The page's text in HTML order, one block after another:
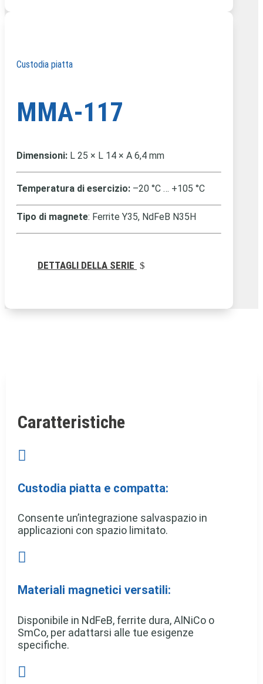
Custodia piatta
MMA-117
Dimensioni: L 25 × L 14 × A 6,4 mm
Temperatura di esercizio: –20 °C … +105 °C
Tipo di magnete: Ferrite Y35, NdFeB N35H
DETTAGLI DELLA SERIE
Caratteristiche

Custodia piatta e compatta:
Consente un’integrazione salvaspazio in
applicazioni con spazio limitato.

Materiali magnetici versatili:
Disponibile in NdFeB, ferrite dura, AlNiCo o
SmCo, per adattarsi alle tue esigenze
specifiche.
